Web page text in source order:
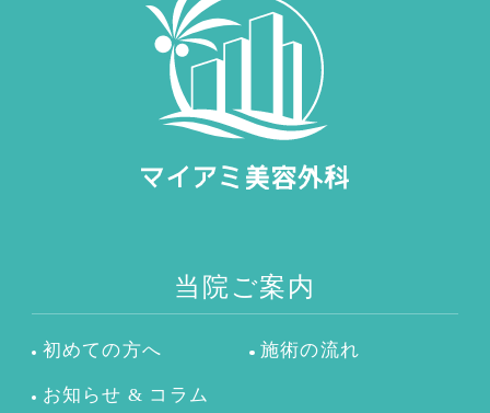
当院ご案内
初めての方へ 施術の流れ
お知らせ & コラム